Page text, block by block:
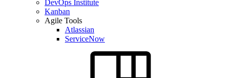
DevOps Institute
Kanban
Agile Tools
Atlassian
ServiceNow